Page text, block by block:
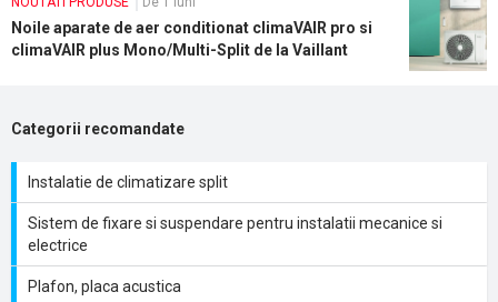
Noile aparate de aer conditionat climaVAIR pro si
climaVAIR plus Mono/Multi-Split de la Vaillant
Categorii recomandate
Instalatie de climatizare split
Sistem de fixare si suspendare pentru instalatii mecanice si
electrice
Plafon, placa acustica